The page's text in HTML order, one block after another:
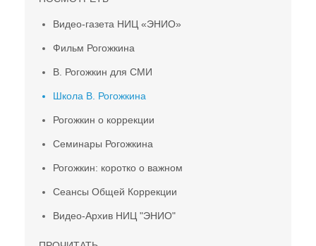
Видео-газета НИЦ «ЭНИО»
Фильм Рогожкина
В. Рогожкин для СМИ
Школа В. Рогожкина
Рогожкин о коррекции
Семинары Рогожкина
Рогожкин: коротко о важном
Сеансы Общей Коррекции
Видео-Архив НИЦ "ЭНИО"